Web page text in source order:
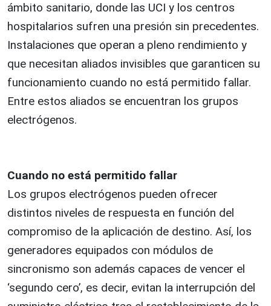
ámbito sanitario, donde las UCI y los centros
hospitalarios sufren una presión sin precedentes.
Instalaciones que operan a pleno rendimiento y
que necesitan aliados invisibles que garanticen su
funcionamiento cuando no está permitido fallar.
Entre estos aliados se encuentran los grupos
electrógenos.
Cuando no está permitido fallar
Los grupos electrógenos pueden ofrecer
distintos niveles de respuesta en función del
compromiso de la aplicación de destino. Así, los
generadores equipados con módulos de
sincronismo son además capaces de vencer el
‘segundo cero’, es decir, evitan la interrupción del